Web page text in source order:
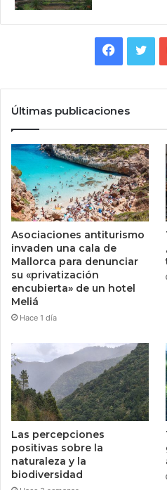
Últimas publicaciones
Asociaciones antiturismo
invaden una cala de
Mallorca para denunciar
su «privatización
encubierta» de un hotel
Meliá
Hace 1 día
Las percepciones
positivas sobre la
naturaleza y la
biodiversidad